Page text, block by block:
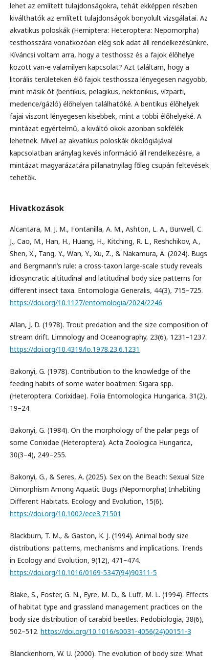
lehet az említett tulajdonságokra, tehát ekképpen részben
kiválthatók az említett tulajdonságok bonyolult vizsgálatai. Az
akvatikus poloskák (Hemiptera: Heteroptera: Nepomorpha)
testhosszára vonatkozóan elég sok adat áll rendelkezésünkre.
Kíváncsi voltam arra, hogy a testhossz és a fajok élőhelye
között van-e valamilyen kapcsolat? Azt találtam, hogy a
litorális területeken élő fajok testhossza lényegesen nagyobb,
mint másik öt (bentikus, pelagikus, nektonikus, vízparti,
medence/gázló) élőhelyen találhatóké. A bentikus élőhelyek
fajai viszont lényegesen kisebbek, mint a többi élőhelyeké. A
mintázat egyértelmű, a kiváltó okok azonban sokfélék
lehetnek. Mivel az akvatikus poloskák ökológiájával
kapcsolatban aránylag kevés információ áll rendelkezésre, a
mintázat magyarázatára pillanatnyilag főleg csupán feltevések
tehetők.
Hivatkozások
Alcantara, M. J. M., Fontanilla, A. M., Ashton, L. A., Burwell, C.
J., Cao, M., Han, H., Huang, H., Kitching, R. L., Reshchikov, A.,
Shen, X., Tang, Y., Wan, Y., Xu, Z., & Nakamura, A. (2024). Bugs
and Bergmann’s rule: a cross-taxon large-scale study reveals
idiosyncratic altitudinal and latitudinal body size patterns for
different insect taxa. Entomologia Generalis, 44(3), 715–725.
https://doi.org/10.1127/entomologia/2024/2246
Allan, J. D. (1978). Trout predation and the size composition of
stream drift. Limnology and Oceanography, 23(6), 1231–1237.
https://doi.org/10.4319/lo.1978.23.6.1231
Bakonyi, G. (1978). Contribution to the knowledge of the
feeding habits of some water boatmen: Sigara spp.
(Heteroptera: Corixidae). Folia Entomologica Hungarica, 31(2),
19–24.
Bakonyi, G. (1984). On the morphology of the palar pegs of
some Corixidae (Heteroptera). Acta Zoologica Hungarica,
30(3–4), 249–255.
Bakonyi, G., & Seres, A. (2025). Sex on the Beach: Sexual Size
Dimorphism Among Aquatic Bugs (Nepomorpha) Inhabiting
Different Habitats. Ecology and Evolution, 15(6).
https://doi.org/10.1002/ece3.71501
Blackburn, T. M., & Gaston, K. J. (1994). Animal body size
distributions: patterns, mechanisms and implications. Trends
in Ecology and Evolution, 9(12), 471–474.
https://doi.org/10.1016/0169-5347(94)90311-5
Blake, S., Foster, G. N., Eyre, M. D., & Luff, M. L. (1994). Effects
of habitat type and grassland management practices on the
body size distribution of carabid beetles. Pedobiologia, 38(6),
502–512. https://doi.org/10.1016/s0031-4056(24)00151-3
Blanckenhorn, W. U. (2000). The evolution of body size: What